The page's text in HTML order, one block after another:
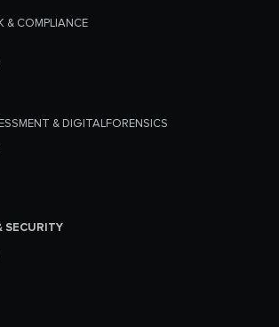
& COMPLIANCE
& DIGITALFORENSICS
SECURITY